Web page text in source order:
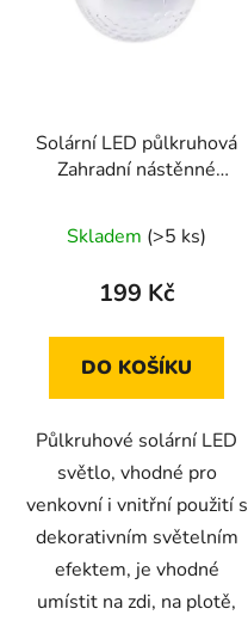
Solární LED půlkruhová
Zahradní nástěnné
Skladem (>5 ks)
199 Kč
DO KOŠÍKU
Půlkruhové solární LED
světlo, vhodné pro
venkovní i vnitřní použití s
dekorativním světelním
efektem, je vhodné
umístit na zdi, na plotě,